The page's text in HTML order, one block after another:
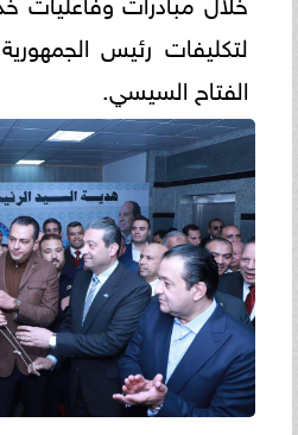
لتكليفات رئيس
الفتاح السيسي.